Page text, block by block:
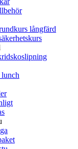
långfärd
lunch